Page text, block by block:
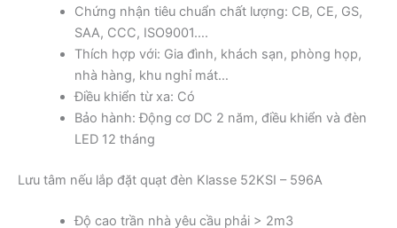
Chứng nhận tiêu chuẩn chất lượng: CB, CE, GS,
SAA, CCC, ISO9001….
Thích hợp với: Gia đình, khách sạn, phòng họp,
nhà hàng, khu nghỉ mát…
Điều khiển từ xa: Có
Bảo hành: Động cơ DC 2 năm, điều khiển và đèn
LED 12 tháng
Lưu tâm nếu lắp đặt quạt đèn Klasse 52KSI – 596A
Độ cao trần nhà yêu cầu phải > 2m3